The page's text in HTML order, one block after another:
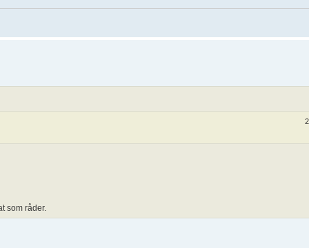
som råder.